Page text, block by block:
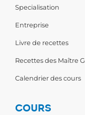
Specialisation
Entreprise
Livre de recettes
Recettes des Maître
Calendrier des cours
COURS